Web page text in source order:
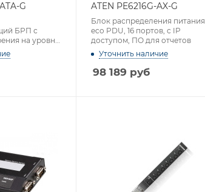
G
БРП с
на уровне
высота 1U
ATEN PE6216G-AX-G
Блок распределения питания
eco PDU, 16 портов, с IP
доступом, ПО для отчетов
Уточнить наличие
98 189 руб